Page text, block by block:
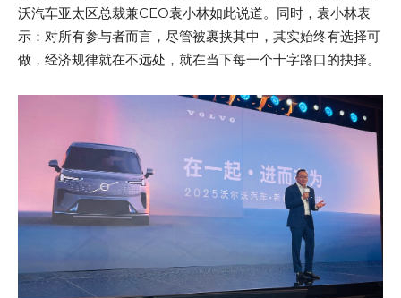
沃汽车亚太区总裁兼CEO袁小林如此说道。同时，袁小林表
示：对所有参与者而言，尽管被裹挟其中，其实始终有选择可
做，经济规律就在不远处，就在当下每一个十字路口的抉择。